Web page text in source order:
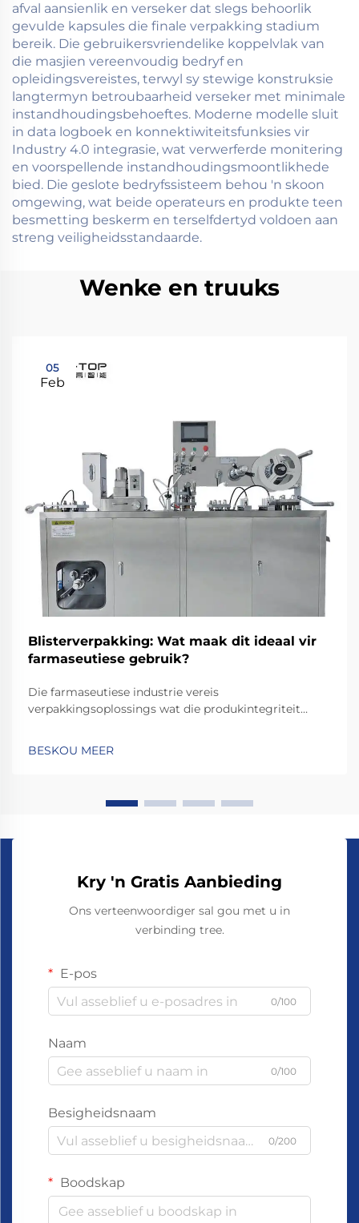
afval aansienlik en verseker dat slegs behoorlik
gevulde kapsules die finale verpakking stadium
bereik. Die gebruikersvriendelike koppelvlak van
die masjien vereenvoudig bedryf en
opleidingsvereistes, terwyl sy stewige konstruksie
langtermyn betroubaarheid verseker met minimale
instandhoudingsbehoeftes. Moderne modelle sluit
in data logboek en konnektiwiteitsfunksies vir
Industry 4.0 integrasie, wat verwerferde monitering
en voorspellende instandhoudingsmoontlikhede
bied. Die geslote bedryfssisteem behou 'n skoon
omgewing, wat beide operateurs en produkte teen
besmetting beskerm en terselfdertyd voldoen aan
streng veiligheidsstandaarde.
Wenke en truuks
05
Feb
Blisterverpakking: Wat maak dit ideaal vir
farmaseutiese gebruik?
Die farmaseutiese industrie vereis
verpakkingsoplossings wat die produkintegriteit
BESKOU MEER
Kry 'n Gratis Aanbieding
Ons verteenwoordiger sal gou met u in
verbinding tree.
E-pos
0/100
Naam
0/100
Besigheidsnaam
0/200
Boodskap